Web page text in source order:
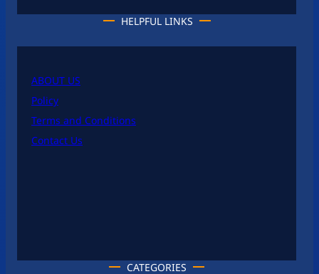
HELPFUL LINKS
ABOUT US
Policy
Terms and Conditions
Contact Us
CATEGORIES